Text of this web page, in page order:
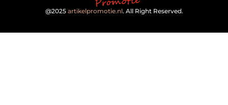
@2025 artikelpromotie.nl. All Right Reserved.